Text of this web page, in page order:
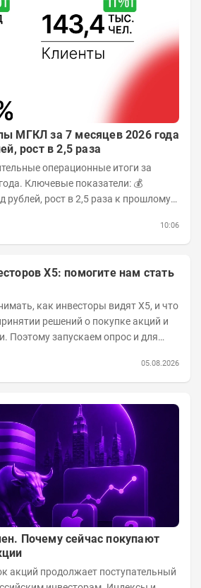
МГКЛ за 7 месяцев 2026 года
рост в 2,5 раза
операционные итоги за
💰
10:06
X5: помогите нам стать
как инвесторы видят X5, и что
решений о покупке акций и
Поэтому запускаем опрос и для
05.08.2026
Почему сейчас покупают
акций продолжает поступательный